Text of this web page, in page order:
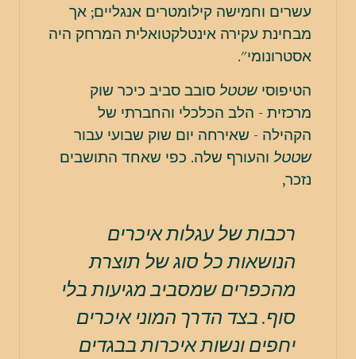
עשרים וחמישה קילומטרים אנגליים; אך
מבחינת עקירה אינטלקטואלית המרחק היה
אסטרונומי".
הטיפוסישטטל סובב סביב כיכר שוק
מרכזית - הלב הכלכלי והחברתי של
הקהילה - שאירחה יום שוק שבועי עבור
שטטל והעורף שלה. כפי שאחד התושבים
נזכר,
רכבות של עגלות איכרים
הנושאות כל סוג של תוצרת
מהכפרים שמסביב מגיעות בלי
סוף. בצד הדרך המוני איכרים
יחפים ונשות איכרות בבגדים